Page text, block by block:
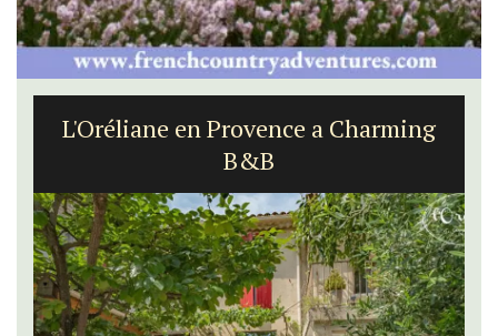
L'Oréliane en Provence a Charming
B&B